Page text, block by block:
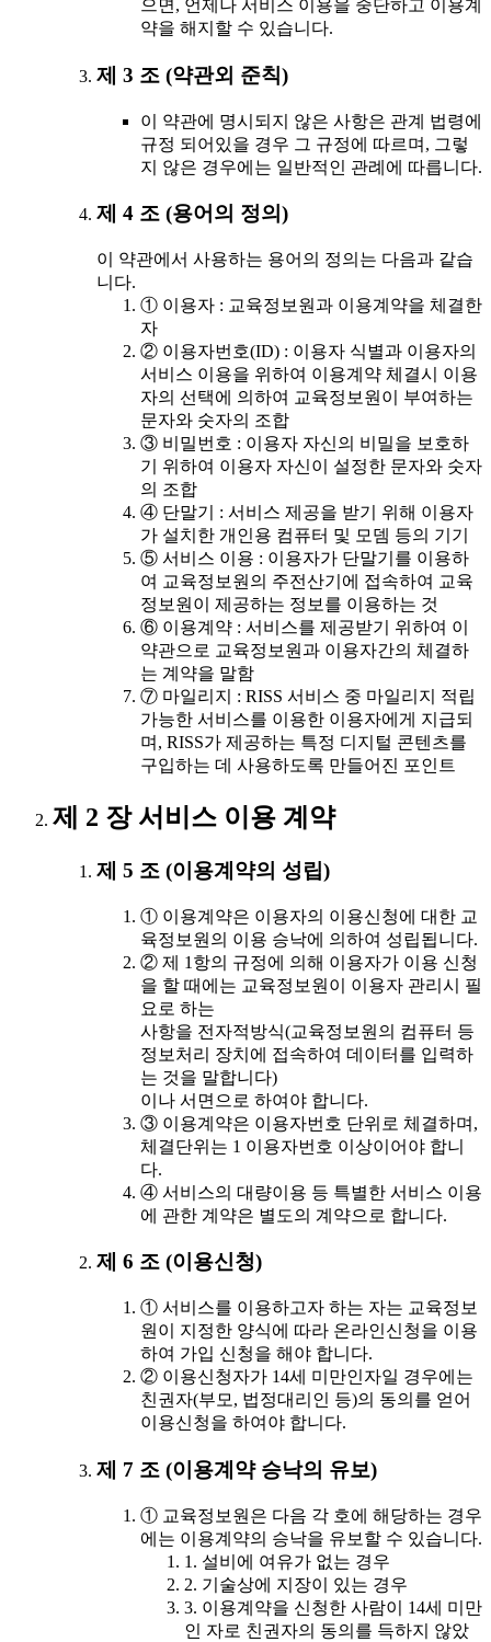
으면, 언제나 서비스 이용을 중단하고 이용계
약을 해지할 수 있습니다.
제 3 조 (약관외 준칙)
이 약관에 명시되지 않은 사항은 관계 법령에
규정 되어있을 경우 그 규정에 따르며, 그렇
지 않은 경우에는 일반적인 관례에 따릅니다.
제 4 조 (용어의 정의)
이 약관에서 사용하는 용어의 정의는 다음과 같습
니다.
① 이용자 : 교육정보원과 이용계약을 체결한
자
② 이용자번호(ID) : 이용자 식별과 이용자의
서비스 이용을 위하여 이용계약 체결시 이용
자의 선택에 의하여 교육정보원이 부여하는
문자와 숫자의 조합
③ 비밀번호 : 이용자 자신의 비밀을 보호하
기 위하여 이용자 자신이 설정한 문자와 숫자
의 조합
④ 단말기 : 서비스 제공을 받기 위해 이용자
가 설치한 개인용 컴퓨터 및 모뎀 등의 기기
⑤ 서비스 이용 : 이용자가 단말기를 이용하
여 교육정보원의 주전산기에 접속하여 교육
정보원이 제공하는 정보를 이용하는 것
⑥ 이용계약 : 서비스를 제공받기 위하여 이
약관으로 교육정보원과 이용자간의 체결하
는 계약을 말함
⑦ 마일리지 : RISS 서비스 중 마일리지 적립
가능한 서비스를 이용한 이용자에게 지급되
며, RISS가 제공하는 특정 디지털 콘텐츠를
구입하는 데 사용하도록 만들어진 포인트
제 2 장 서비스 이용 계약
제 5 조 (이용계약의 성립)
① 이용계약은 이용자의 이용신청에 대한 교
육정보원의 이용 승낙에 의하여 성립됩니다.
② 제 1항의 규정에 의해 이용자가 이용 신청
을 할 때에는 교육정보원이 이용자 관리시 필
요로 하는
사항을 전자적방식(교육정보원의 컴퓨터 등
정보처리 장치에 접속하여 데이터를 입력하
는 것을 말합니다)
이나 서면으로 하여야 합니다.
③ 이용계약은 이용자번호 단위로 체결하며,
체결단위는 1 이용자번호 이상이어야 합니
다.
④ 서비스의 대량이용 등 특별한 서비스 이용
에 관한 계약은 별도의 계약으로 합니다.
제 6 조 (이용신청)
① 서비스를 이용하고자 하는 자는 교육정보
원이 지정한 양식에 따라 온라인신청을 이용
하여 가입 신청을 해야 합니다.
② 이용신청자가 14세 미만인자일 경우에는
친권자(부모, 법정대리인 등)의 동의를 얻어
이용신청을 하여야 합니다.
제 7 조 (이용계약 승낙의 유보)
① 교육정보원은 다음 각 호에 해당하는 경우
에는 이용계약의 승낙을 유보할 수 있습니다.
1. 설비에 여유가 없는 경우
2. 기술상에 지장이 있는 경우
3. 이용계약을 신청한 사람이 14세 미만
인 자로 친권자의 동의를 득하지 않았